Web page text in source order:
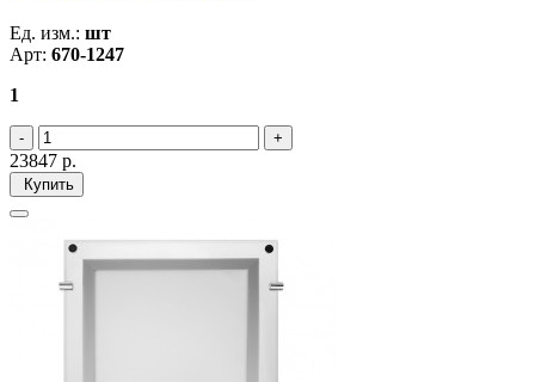
Ед. изм.: шт
Арт: 670-1247
1
23847 р.
Купить